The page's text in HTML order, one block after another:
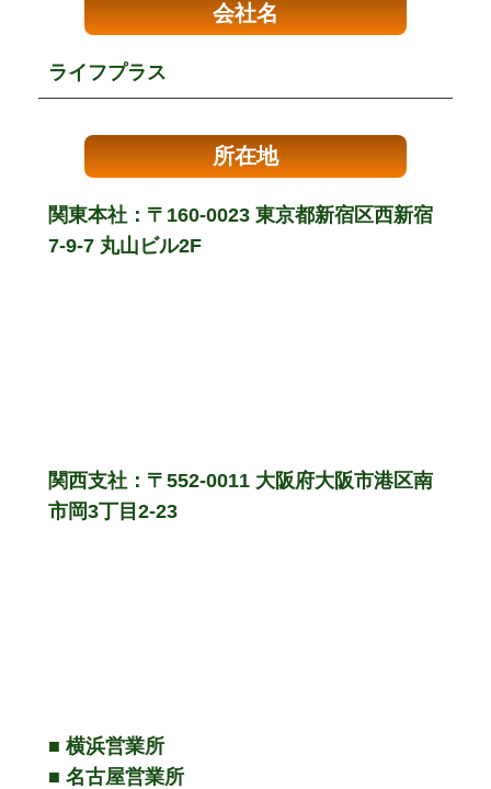
会社名
ライフプラス
所在地
関東本社：〒160-0023 東京都新宿区西新宿
7-9-7 丸山ビル2F
関西支社：〒552-0011 大阪府大阪市港区南
市岡3丁目2-23
■ 横浜営業所
■ 名古屋営業所